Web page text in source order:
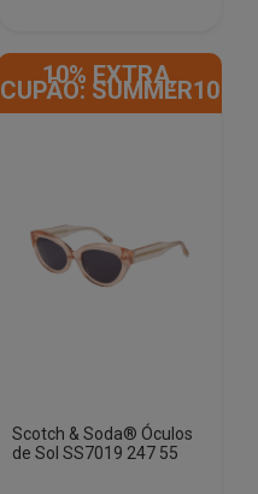
10% EXTRA,
CUPÃO: SUMMER10
Scotch & Soda® Óculos
de Sol SS7019 247 55